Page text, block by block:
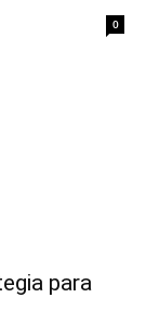
0
para